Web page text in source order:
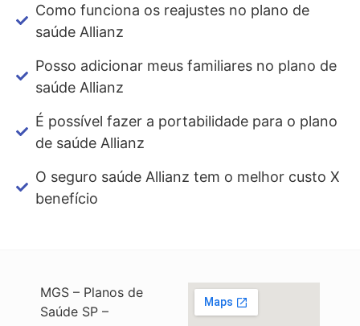
Como funciona os reajustes no plano de
saúde Allianz
Posso adicionar meus familiares no plano de
saúde Allianz
É possível fazer a portabilidade para o plano
de saúde Allianz
O seguro saúde Allianz tem o melhor custo X
benefício
MGS – Planos de
Saúde SP –